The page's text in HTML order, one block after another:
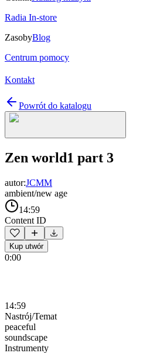
Radia In-store
ZasobyBlog
Centrum pomocy
Kontakt
Powrót do katalogu
Zen world1 part 3
autor:JCMM
ambient/new age
14:59
Content ID
Kup utwór
0:00
14:59
Nastrój/Temat
peaceful
soundscape
Instrumenty